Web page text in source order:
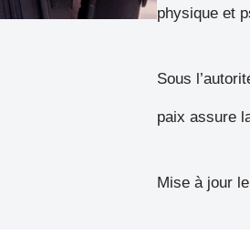
physique et
Sous
paix assure
Mise à jour